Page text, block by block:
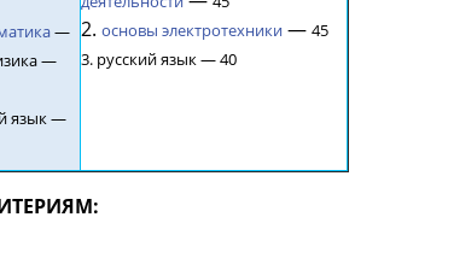
2. основы электротехники — 45
3. русский язык — 40
—
—
язык —